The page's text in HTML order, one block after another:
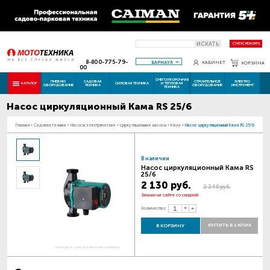
ИСКАТЬ СТАТУС РЕМОНТА
8-800-775-79-
00
БАРНАУЛ КАБИНЕТ КОРЗИНА
КАТАЛОГ ПНЕВМО
ОБОРУДОВАНИЕ
САДОВАЯ
ТЕХНИКА СИЛОВАЯ ТЕХНИКА
СНЕГОУБОРОЧНАЯ
И ТЕПЛОВАЯ
ТЕХНИКА
СТРОИТЕЛЬНОЕ
ОБОРУДОВАНИЕ
ЭЛЕКТРО
ИНСТРУМЕНТ
Насос циркуляционный Кама RS 25/6
Главная - Садовая техника - Насосы электрические - Циркуляционные насосы - Кама - Насос циркуляционный Кама RS 25/6
Наведите для увеличения картинки
В наличии
Насос циркуляционный Кама RS
25/6
2 130 руб. 2 240 руб.
Закажи на сайте со скидкой
Количество:
В КОРЗИНУ КУПИТЬ В 1 КЛИК